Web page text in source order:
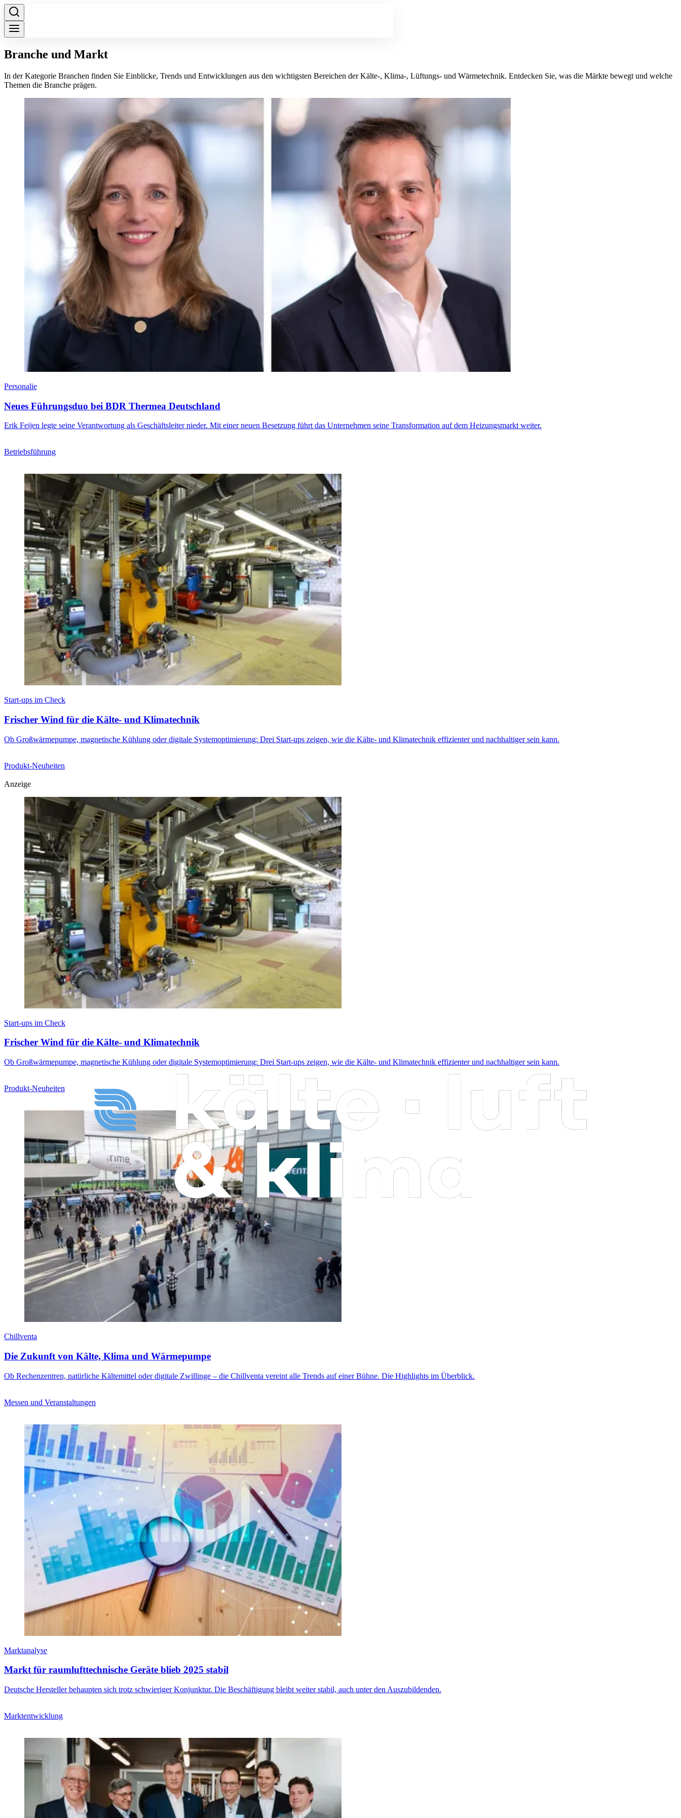
Branche und Markt
In der Kategorie Branchen finden Sie Einblicke, Trends und Entwicklungen aus den wichtigsten Bereichen der Kälte-, Klima-, Lüftungs- und Wärmetechnik. Entdecken Sie, was die Märkte bewegt und welche
Themen die Branche prägen.
Personalie
Neues Führungsduo bei BDR Thermea Deutschland
Erik Feijen legte seine Verantwortung als Geschäftsleiter nieder. Mit einer neuen Besetzung führt das Unternehmen seine Transformation auf dem Heizungsmarkt weiter.
Betriebsführung
Start-ups im Check
Frischer Wind für die Kälte- und Klimatechnik
Ob Großwärmepumpe, magnetische Kühlung oder digitale Systemoptimierung: Drei Start-ups zeigen, wie die Kälte- und Klimatechnik effizienter und nachhaltiger sein kann.
Produkt-Neuheiten
Anzeige
Start-ups im Check
Frischer Wind für die Kälte- und Klimatechnik
Ob Großwärmepumpe, magnetische Kühlung oder digitale Systemoptimierung: Drei Start-ups zeigen, wie die Kälte- und Klimatechnik effizienter und nachhaltiger sein kann.
Produkt-Neuheiten
Chillventa
Die Zukunft von Kälte, Klima und Wärmepumpe
Ob Rechenzentren, natürliche Kältemittel oder digitale Zwillinge – die Chillventa vereint alle Trends auf einer Bühne. Die Highlights im Überblick.
Messen und Veranstaltungen
Marktanalyse
Markt für raumlufttechnische Geräte blieb 2025 stabil
Deutsche Hersteller behaupten sich trotz schwieriger Konjunktur. Die Beschäftigung bleibt weiter stabil, auch unter den Auszubildenden.
Marktentwicklung